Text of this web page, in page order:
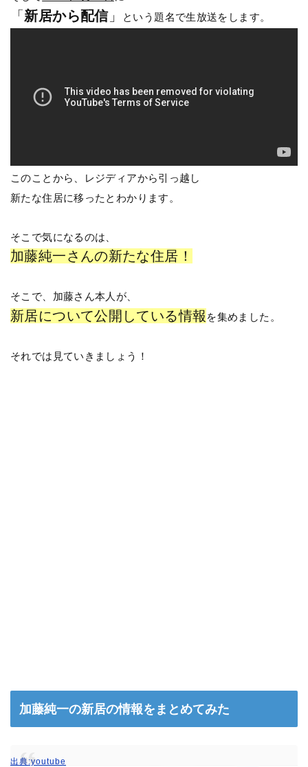
「 新居から配信」 という題名で生放送をします。
このことから、レジディアから引っ越し
新たな住居に移ったとわかります。
そこで気になるのは、
加藤純一さんの新たな住居！
そこで、加藤さん本人が、
新居について公開している情報 を集めました。
それでは見ていきましょう！
加藤純一の新居の情報をまとめてみた
出典:youtube